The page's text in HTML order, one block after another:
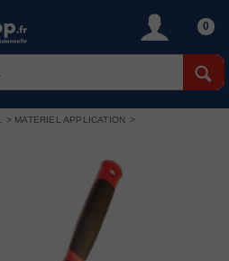
0
> MATERIEL APPLICATION >